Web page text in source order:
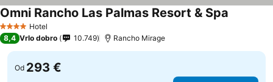
4 ZvezdiceHotel
Omni Rancho Las Palmas Resort & Spa
8,4 Vrlo dobro 10.749 Rancho Mirage
Od 293 €